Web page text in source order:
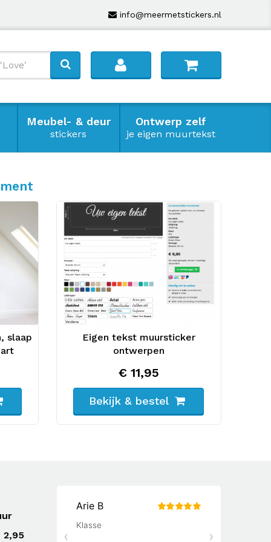
info@meermetstickers.nl
Meubel- & deur
stickers
Ontwerp zelf
je eigen muurtekst
slaap
Eigen tekst muursticker
ontwerpen
€ 11,95
Bekijk & bestel
2,95